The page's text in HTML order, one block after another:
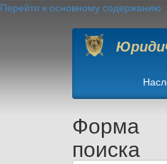
Перейти к основному содержанию
Форма
поиска